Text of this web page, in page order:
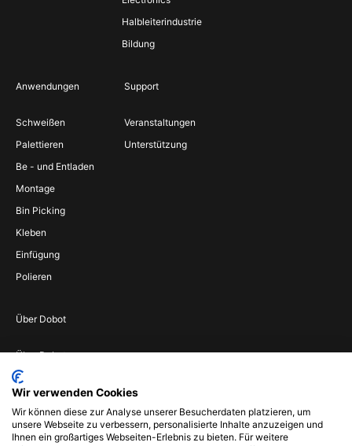
Halbleiterindustrie
Bildung
Anwendungen
Schweißen
Palettieren
Be - und Entladen
Montage
Bin Picking
Kleben
Einfügung
Polieren
Support
Veranstaltungen
Unterstützung
Über Dobot
Über Dobot
Werden Sie
Vertriebspartner
Wenden Sie sich an
uns
Wir verwenden Cookies
Wir können diese zur Analyse unserer Besucherdaten platzieren, um
unsere Webseite zu verbessern, personalisierte Inhalte anzuzeigen und
Ihnen ein großartiges Webseiten-Erlebnis zu bieten. Für weitere